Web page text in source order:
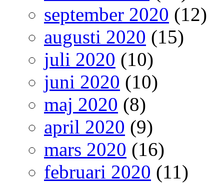
september 2020 (12)
augusti 2020 (15)
juli 2020 (10)
juni 2020 (10)
maj 2020 (8)
april 2020 (9)
mars 2020 (16)
februari 2020 (11)